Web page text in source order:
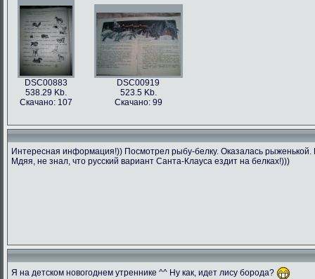
DSC00883
538.29 Kb.
Скачано: 107
DSC00919
523.5 Kb.
Скачано: 99
Интересная информация!)) Посмотрел рыбу-белку. Оказалась рыженькой.
Мдяя, не знал, что русский вариант Санта-Клауса ездит на белках!)))
Я на детском новогоднем утреннике ^^ Ну как, идет лису борода?